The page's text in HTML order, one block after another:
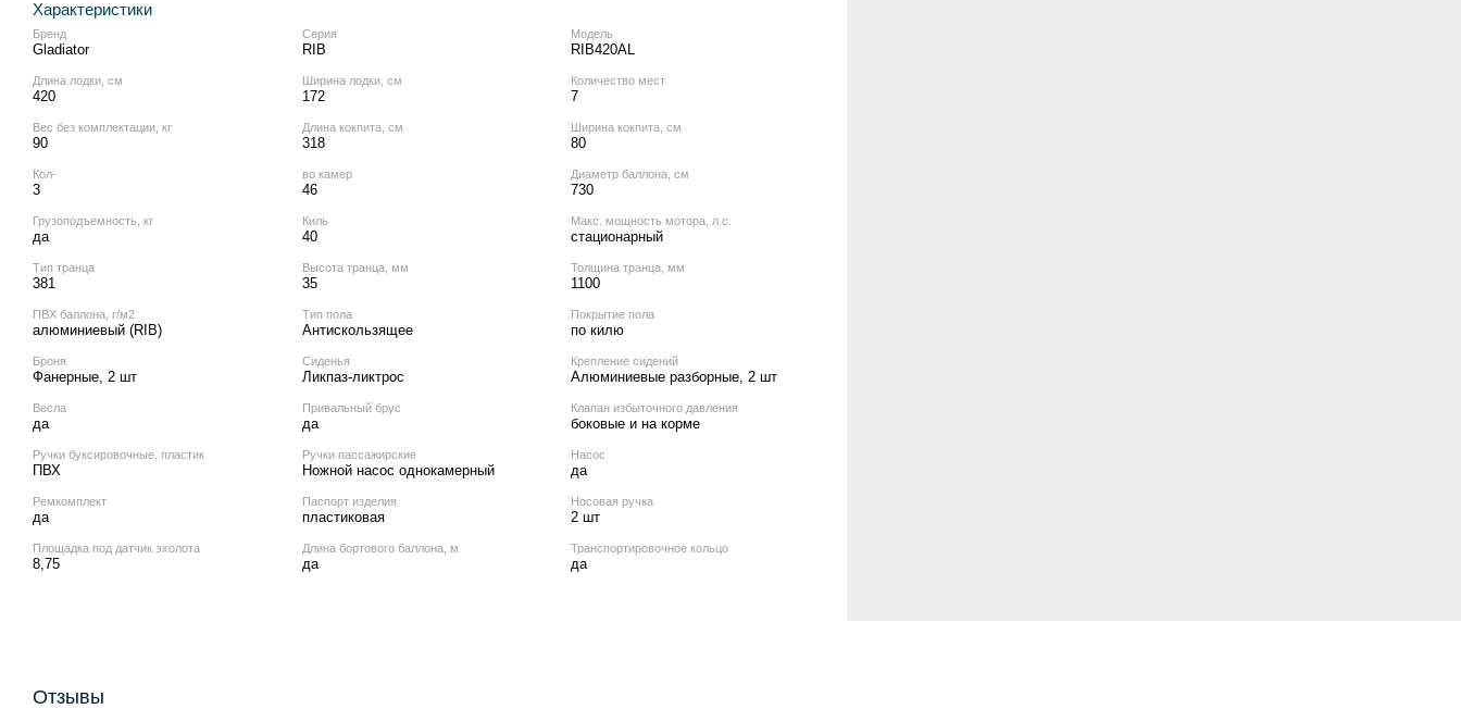
Характеристики
Бренд
Gladiator
Серия
RIB
Модель
RIB420AL
Длина лодки, см
420
Ширина лодки, см
172
Количество мест
7
Вес без комплектации, кг
90
Длина кокпита, см
318
Ширина кокпита, см
80
Кол‑
3
во камер
46
Диаметр баллона, см
730
Грузоподъемность, кг
да
Киль
40
Макс. мощность мотора, л.с.
стационарный
Тип транца
381
Высота транца, мм
35
Толщина транца, мм
1100
ПВХ баллона, г/м2
алюминиевый (RIB)
Тип пола
Антискользящее
Покрытие пола
по килю
Броня
Фанерные, 2 шт
Сиденья
Ликпаз-ликтрос
Крепление сидений
Алюминиевые разборные, 2 шт
Весла
да
Привальный брус
да
Клапан избыточного давления
боковые и на корме
Ручки буксировочные, пластик
ПВХ
Ручки пассажирские
Ножной насос однокамерный
Насос
да
Ремкомплект
да
Паспорт изделия
пластиковая
Носовая ручка
2 шт
Площадка под датчик эхолота
8,75
Длина бортового баллона, м
да
Транспортировочное кольцо
да
Отзывы